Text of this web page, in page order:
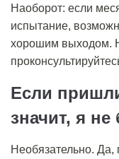
Наоборот: если
испытание,
хорошим выходом.
Если
значит, я
Необязательно. Да,